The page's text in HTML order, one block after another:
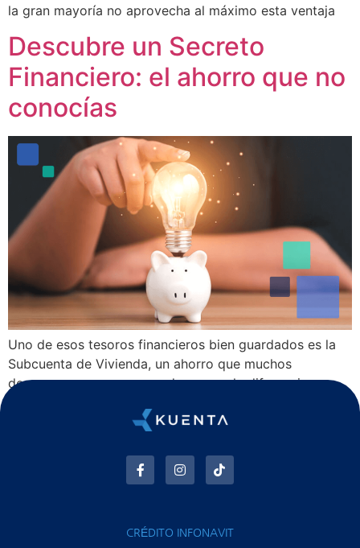
la gran mayoría no aprovecha al máximo esta ventaja
Descubre un Secreto
Financiero: el ahorro que no
conocías
Uno de esos tesoros financieros bien guardados es la
Subcuenta de Vivienda, un ahorro que muchos
desconocen pero que puede marcar la diferencia
CRÉDITO INFONAVIT